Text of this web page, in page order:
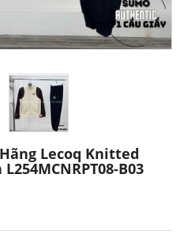
Lecoq Knitted
B03